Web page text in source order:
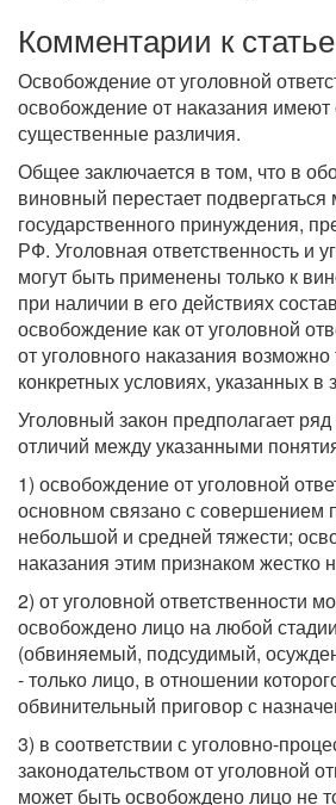
Комментарии к
Освобождение от уголовной
освобождение от наказания
существенные различия.
Общее заключается в том, что в
виновный перестает
государственного принуждения,
РФ. Уголовная ответственность и
могут быть применены только к
при наличии в его действиях
освобождение как от уголовной
от уголовного наказания возможно
конкретных условиях, указанных в
Уголовный закон предполагает
отличий между указанными
1) освобождение от уголовной
основном связано с совершением
небольшой и средней тяжести;
наказания этим признаком жестко
2) от уголовной ответственности
освобождено лицо на любой
(обвиняемый, подсудимый,
- только лицо, в отношении
обвинительный приговор с
3) в соответствии с уголовно-
законодательством от уголовной
может быть освобождено лицо не